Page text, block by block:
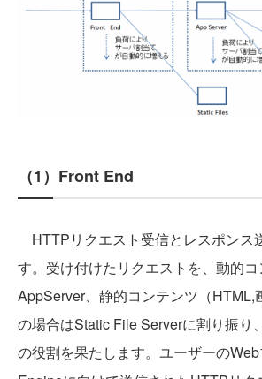
（1）Front End
HTTPリクエスト受信とレスポンス
す。受け付けたリクエストを、動的
AppServer、静的コンテンツ（HTML,
の場合はStatic File Serverに割り振り
の役割を果たします。ユーザーの